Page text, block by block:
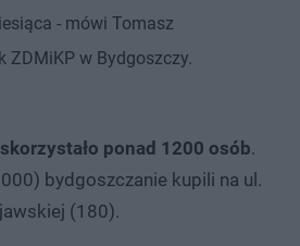
- mówi Tomasz
ZDMiKP w Bydgoszczy.
ponad 1200 osób.
bydgoszczanie kupili na ul.
(180).